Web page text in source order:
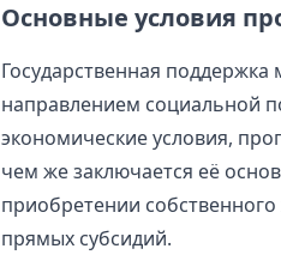
Основные условия
Государственная
направлением социальной
экономические условия,
чем же заключается её
приобретении
прямых субсидий.